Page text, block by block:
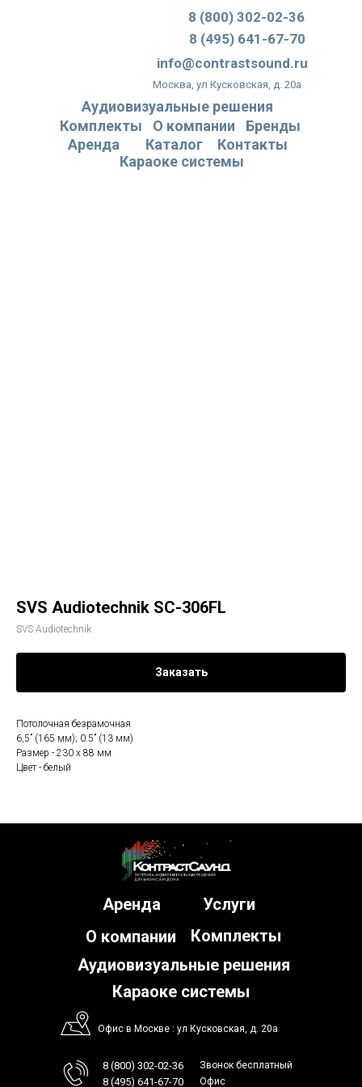
Каталог
Комплекты Бренды
О компании
Контакты
Москва, ул Кусковская, д. 20а
info@contrastsound.ru
8 (495) 641-67-70
8 (800) 302-02-36
Аренда
Аудиовизуальные решения
Караоке системы
SVS Audiotechnik SC-306FL
SVS Audiotechnik
Заказать
Потолочная безрамочная
6,5” (165 мм); 0.5” (13 мм)
Размер - 230 х 88 мм
Цвет - белый
Комплекты
Услуги
Аудиовизуальные решения
Офис в Москве : ул Кусковская, д. 20а
8 (800) 302-02-36 Звонок бесплатный
8 (495) 641-67-70 Офис
О компании
Аренда
Караоке системы